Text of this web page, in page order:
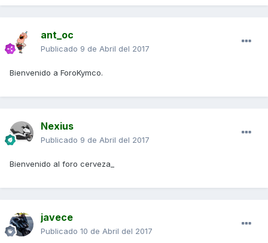
ant_oc
Publicado 9 de Abril del 2017
Bienvenido a ForoKymco.
Nexius
Publicado 9 de Abril del 2017
Bienvenido al foro cerveza_
javece
Publicado 10 de Abril del 2017